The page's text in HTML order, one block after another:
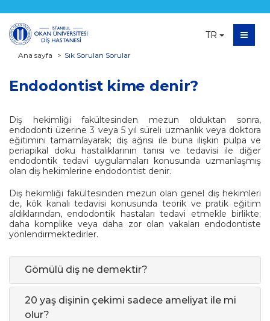
TR
Ana sayfa Sık Sorulan Sorular
Endodontist kime denir?
Diş hekimliği fakültesinden mezun olduktan sonra,
endodonti üzerine 3 veya 5 yıl süreli uzmanlık veya doktora
eğitimini tamamlayarak; diş ağrısı ile buna ilişkin pulpa ve
periapikal doku hastalıklarının tanısı ve tedavisi ile diğer
endodontik tedavi uygulamaları konusunda uzmanlaşmış
olan diş hekimlerine endodontist denir.
Diş hekimliği fakültesinden mezun olan genel diş hekimleri
de, kök kanalı tedavisi konusunda teorik ve pratik eğitim
aldıklarından, endodontik hastaları tedavi etmekle birlikte;
daha komplike veya daha zor olan vakaları endodontiste
yönlendirmektedirler.
Gömülü diş ne demektir?
20 yaş dişinin çekimi sadece ameliyat ile mi
olur?